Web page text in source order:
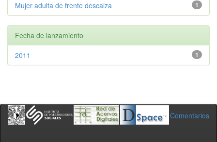
1
Mujer adulta de frente descalza
Fecha de lanzamiento
1
2011
Comentarios